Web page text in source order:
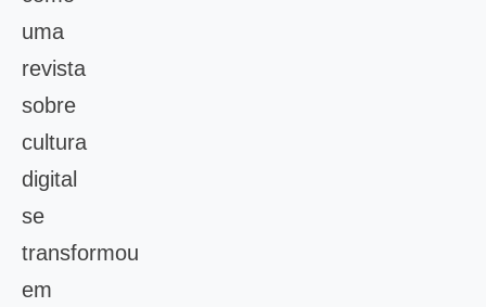
uma
revista
sobre
cultura
digital
se
transformou
em